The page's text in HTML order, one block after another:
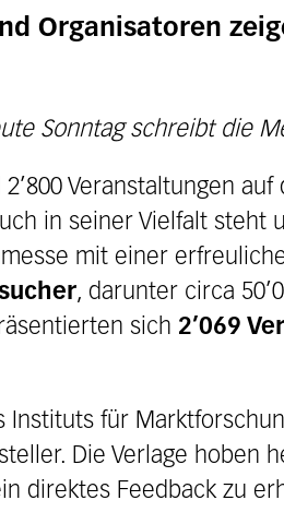
Organisatoren
Sonntag schreibt die
Veranstaltungen
in seiner Vielfalt
mit einer
, darunter circa
sich 2’069
Instituts für
Die Verlage hoben
direktes Feedback zu